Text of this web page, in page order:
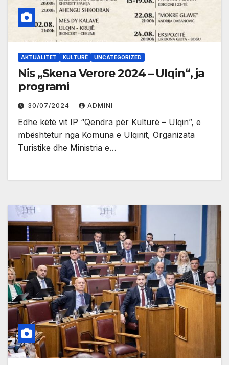
AKTUALITET KULTURË UNCATEGORIZED
Nis „Skena Verore 2024 – Ulqin“, ja
programi
30/07/2024 ADMINI
Edhe këtë vit IP “Qendra për Kulturë – Ulqin”, e
mbështetur nga Komuna e Ulqinit, Organizata
Turistike dhe Ministria e…